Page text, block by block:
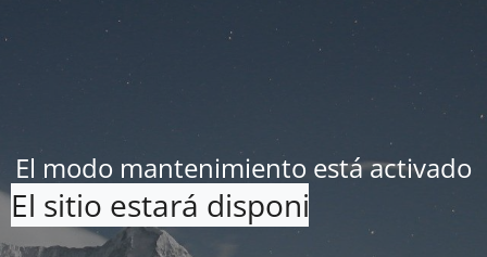
El modo mantenimiento está activado
El sitio estará disponible pronto.